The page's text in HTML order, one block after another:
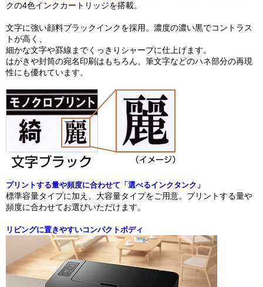
クの4色インクカートリッジを搭載。
文字に強い顔料ブラックインクを採用。濃度の濃い黒でコントラス
トが高く、
細かな文字や罫線までくっきりシャープに仕上げます。
はがきや封筒の宛名印刷はもちろん、筆文字などのハネ部分の再現
性にも優れています。
プリントする量や頻度に合わせて「選べるインクタンク」
標準容量タイプに加え、大容量タイプをご用意。プリントする量や
頻度に合わせてお選びいただけます。
リビングに置きやすいコンパクトボディ